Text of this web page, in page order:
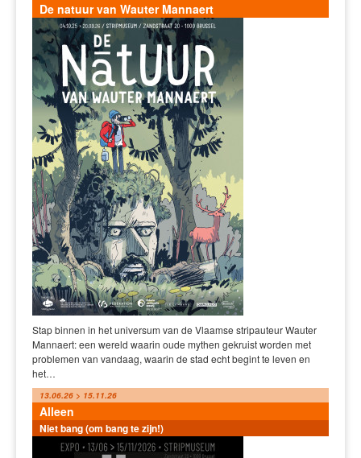
De natuur van Wauter Mannaert
Stap binnen in het universum van de Vlaamse stripauteur Wauter
Mannaert: een wereld waarin oude mythen gekruist worden met
problemen van vandaag, waarin de stad echt begint te leven en
het…
13.06.26 > 15.11.26
Alleen
Niet bang (om bang te zijn!)